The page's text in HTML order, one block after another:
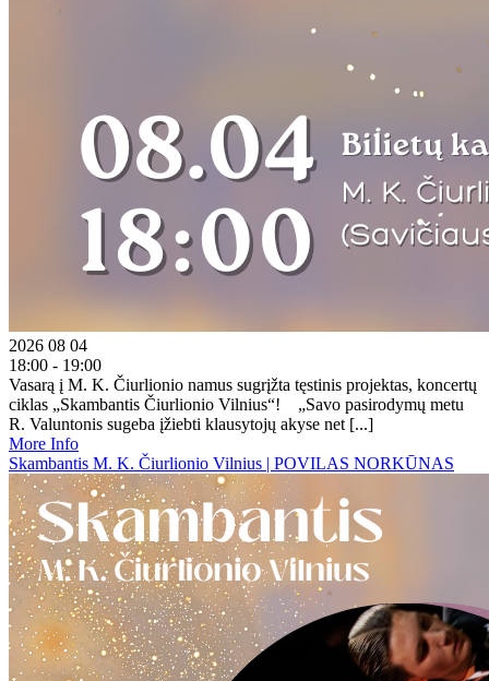
2026 08 04
18:00 - 19:00
Vasarą į M. K. Čiurlionio namus sugrįžta tęstinis projektas, koncertų
ciklas „Skambantis Čiurlionio Vilnius“! „Savo pasirodymų metu
R. Valuntonis sugeba įžiebti klausytojų akyse net [...]
More Info
Skambantis M. K. Čiurlionio Vilnius | POVILAS NORKŪNAS